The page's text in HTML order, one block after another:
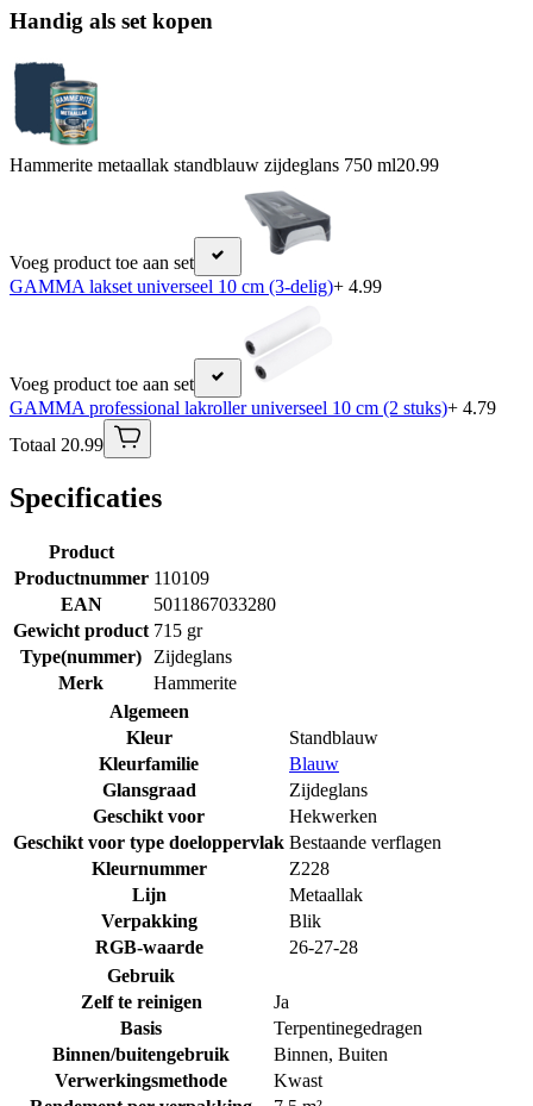
Handig als set kopen
Hammerite metaallak standblauw zijdeglans 750 ml20.99
Voeg product toe aan set
GAMMA lakset universeel 10 cm (3-delig)+ 4.99
Voeg product toe aan set
GAMMA professional lakroller universeel 10 cm (2 stuks)+ 4.79
Totaal 20.99
Specificaties
Product
Productnummer 110109
EAN
5011867033280
Gewicht product 715 gr
Type(nummer)
Zijdeglans
Merk
Hammerite
Algemeen
Kleur
Standblauw
Kleurfamilie
Blauw
Glansgraad
Zijdeglans
Geschikt voor
Hekwerken
Geschikt voor type doeloppervlak Bestaande verflagen
Kleurnummer
Z228
Lijn
Metaallak
Verpakking
Blik
RGB-waarde
26-27-28
Gebruik
Zelf te reinigen
Ja
Basis
Terpentinegedragen
Binnen/buitengebruik
Binnen, Buiten
Verwerkingsmethode
Kwast